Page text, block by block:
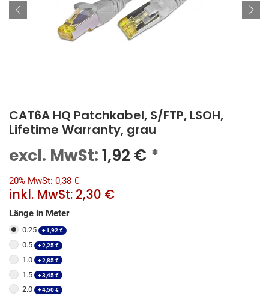
CAT6A HQ Patchkabel, S/FTP, LSOH,
Lifetime Warranty, grau
excl. MwSt:1,92 € *
20% MwSt: 0,38 €
inkl. MwSt: 2,30 €
Länge in Meter
0.25 +1,92€
0.5 +2,25€
1.0 +2,85€
1.5 +3,45€
2.0 +4,50€